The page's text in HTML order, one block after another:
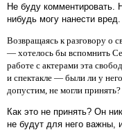
Не буду комментировать.
нибудь могу нанести вред.
Возвращаясь к разговору о
— хотелось бы вспомнить
работе с актерами эта
и спектакле — были ли у
допустим, не могли принять?
Как это не принять? Он
не будут для него важны,